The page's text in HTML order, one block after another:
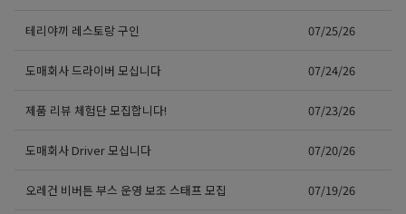
테리야끼 레스토랑 구인 07/25/26
도매회사 드라이버 모십니다 07/24/26
제품 리뷰 체험단 모집합니다! 07/23/26
도매회사 Driver 모십니다 07/20/26
오레건 비버튼 부스 운영 보조 스태프 모집 07/19/26